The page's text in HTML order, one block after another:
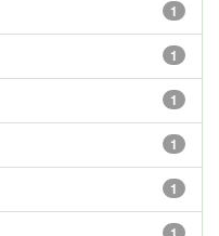
1
1
1
1
1